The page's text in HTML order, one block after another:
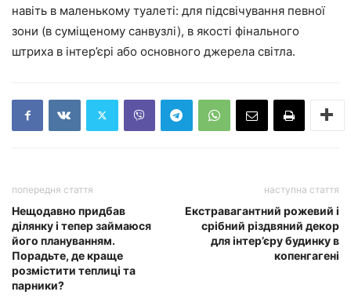
навіть в маленькому туалеті: для підсвічування певної
зони (в суміщеному санвузлі), в якості фінального
штриха в інтер’єрі або основного джерела світла.
попередня стаття
Нещодавно придбав
ділянку і тепер займаюся
його плануванням.
Порадьте, де краще
розмістити теплиці та
парники?
наступна стаття
Екстравагантний рожевий і
срібний різдвяний декор
для інтер’єру будинку в
копенгагені